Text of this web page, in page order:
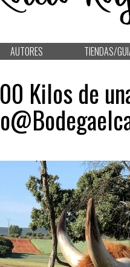
AUTORES TIENDAS/
Kilos de